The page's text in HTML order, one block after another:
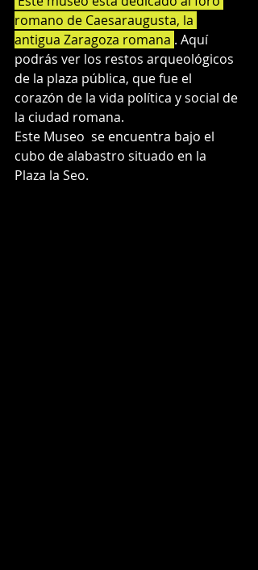
romano de Caesaraugusta, la
antigua Zaragoza romana . Aquí
podrás ver los restos arqueológicos
de la plaza pública, que fue el
corazón de la vida política y social de
la ciudad romana.
Este Museo  se encuentra bajo el
cubo de alabastro situado en la
Plaza la Seo.